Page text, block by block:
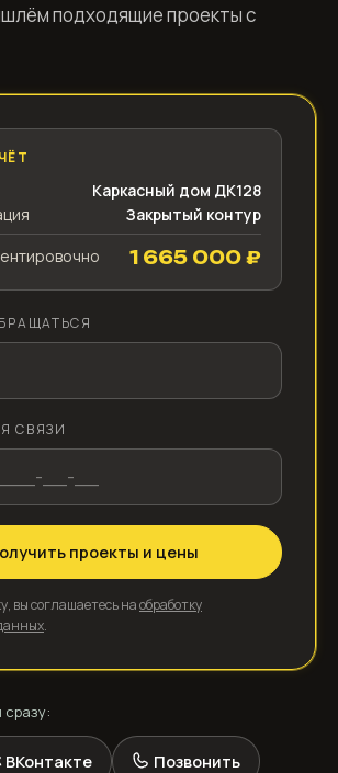
подходящие проекты с
ВКонтакте Позвонить
Каркасный дом ДК128
Закрытый контур
1 665 000 ₽
СВЯЗИ
проекты и цены
вы соглашаетесь наобработку
.